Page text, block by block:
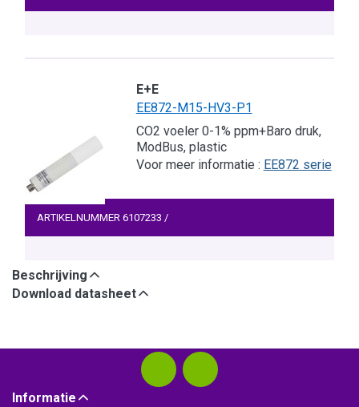
E+E
EE872-M15-HV3-P1
CO2 voeler 0-1% ppm+Baro druk,
ModBus, plastic
Voor meer informatie : EE872 serie
ARTIKELNUMMER 6107233 /
Beschrijving
Download datasheet
Informatie